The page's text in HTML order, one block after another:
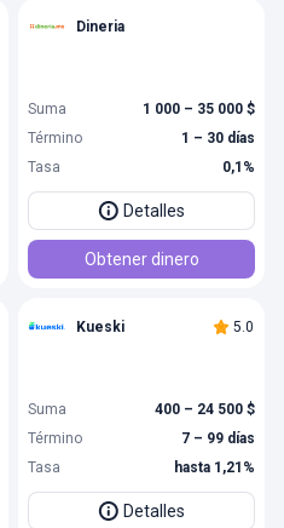
Dineria
Suma
1 000 – 35 000 $
Término
1 – 30 días
Tasa
0,1%
Detalles
Obtener dinero
Kueski 5.0
Suma
400 – 24 500 $
Término
7 – 99 días
Tasa
hasta 1,21%
Detalles